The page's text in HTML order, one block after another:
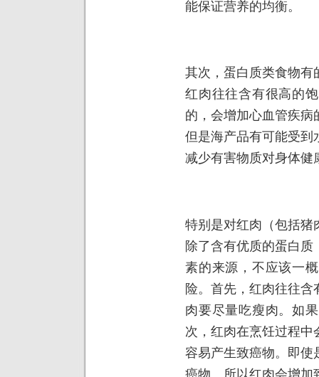
能保证营养的均衡。
其次，蛋白质类食物有
红肉往往含有很高的
的，会增加心血管疾
但是海产品有可能受到
减少有害物质对身体健
特别是对红肉（包括猪
除了含有优质的蛋白
素的来源，不应该一
险。首先，红肉往往
肉要尽量吃瘦肉。如
次，红肉在烹饪过程
容易产生致癌物。即使
癌物。所以红肉会增加